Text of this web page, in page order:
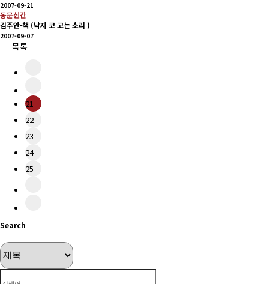
2007-09-21
동문신간
김주안-책 (낙지 코 고는 소리 )
2007-09-07
목록
21
22
23
24
25
Search